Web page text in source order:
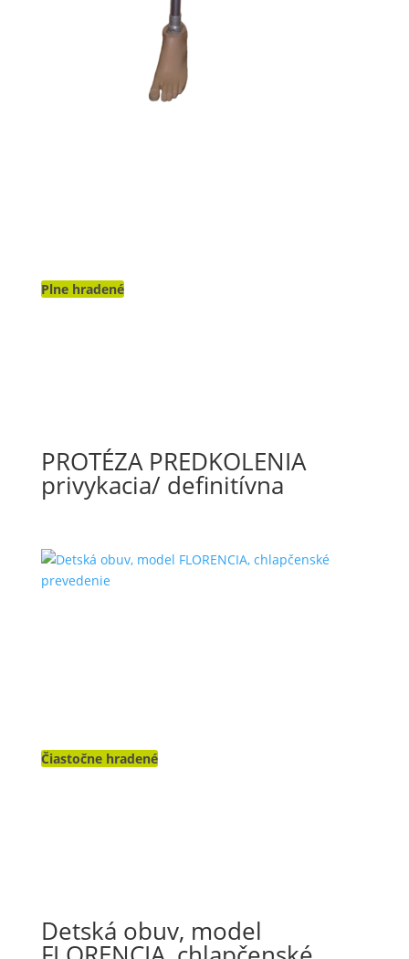
Plne hradené
PROTÉZA PREDKOLENIA
privykacia/ definitívna
Čiastočne hradené
Detská obuv, model